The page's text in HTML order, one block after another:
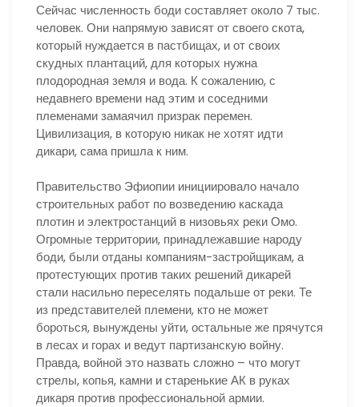
Сейчас численность боди составляет около 7 тыс.
человек. Они напрямую зависят от своего скота,
который нуждается в пастбищах, и от своих
скудных плантаций, для которых нужна
плодородная земля и вода. К сожалению, с
недавнего времени над этим и соседними
племенами замаячил призрак перемен.
Цивилизация, в которую никак не хотят идти
дикари, сама пришла к ним.
Правительство Эфиопии инициировало начало
строительных работ по возведению каскада
плотин и электростанций в низовьях реки Омо.
Огромные территории, принадлежавшие народу
боди, были отданы компаниям-застройщикам, а
протестующих против таких решений дикарей
стали насильно переселять подальше от реки. Те
из представителей племени, кто не может
бороться, вынуждены уйти, остальные же прячутся
в лесах и горах и ведут партизанскую войну.
Правда, войной это назвать сложно – что могут
стрелы, копья, камни и старенькие АК в руках
дикаря против профессиональной армии.